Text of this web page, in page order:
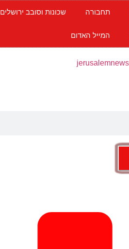
תחבורה שכונות וסובב ירושלים
המייל האדום